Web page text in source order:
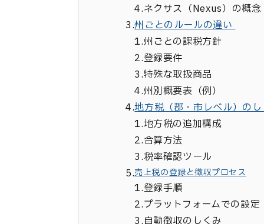
4.ネクサス（Nexus）の概念
3.州ごとのルールの違い
1.州ごとの課税方針
2.登録要件
3.特殊な取扱商品
4.州別概要表（例）
4.地方税（郡・市レベル）の
1.地方税の追加構成
2.合算方法
3.税率確認ツール
5.売上税の登録と徴収プロセス
1.登録手順
2.プラットフォームでの設定
3.自動徴収のしくみ